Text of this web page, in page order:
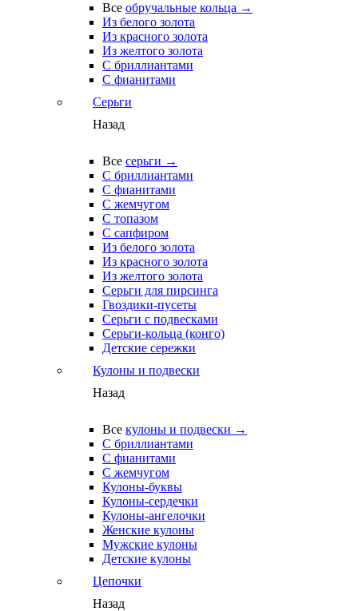
Все обручальные кольца →
Из белого золота
Из красного золота
Из желтого золота
С бриллиантами
С фианитами
Серьги
Назад
Все серьги →
С бриллиантами
С фианитами
С жемчугом
С топазом
С сапфиром
Из белого золота
Из красного золота
Из желтого золота
Серьги для пирсинга
Гвоздики-пусеты
Серьги с подвесками
Серьги-кольца (конго)
Детские сережки
Кулоны и подвески
Назад
Все кулоны и подвески →
С бриллиантами
С фианитами
С жемчугом
Кулоны-буквы
Кулоны-сердечки
Кулоны-ангелочки
Женские кулоны
Мужские кулоны
Детские кулоны
Цепочки
Назад